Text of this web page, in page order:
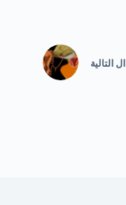
ال التالية